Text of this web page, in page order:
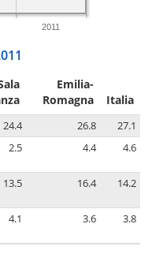
2011
Emilia-
Romagna
Italia
24.4 26.8
27.1
2.5 4.4 4.6
13.5 16.4 14.2
4.1 3.6 3.8